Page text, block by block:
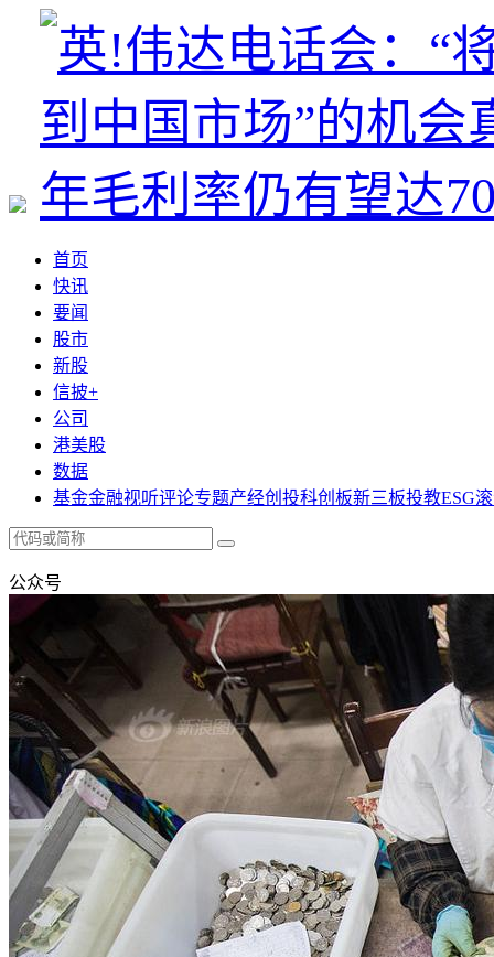
首页
快讯
要闻
股市
新股
信披+
公司
港美股
数据
基金金融视听评论专题产经创投科创板新三板投教ESG
公众号